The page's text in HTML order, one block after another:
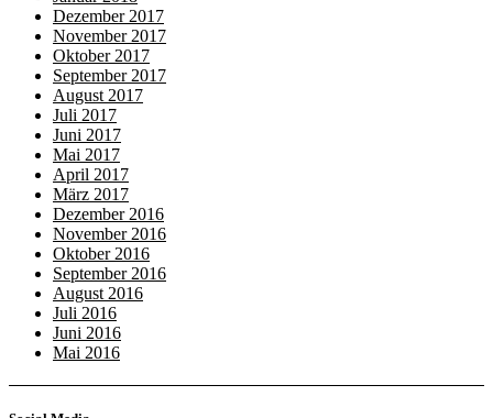
Dezember 2017
November 2017
Oktober 2017
September 2017
August 2017
Juli 2017
Juni 2017
Mai 2017
April 2017
März 2017
Dezember 2016
November 2016
Oktober 2016
September 2016
August 2016
Juli 2016
Juni 2016
Mai 2016